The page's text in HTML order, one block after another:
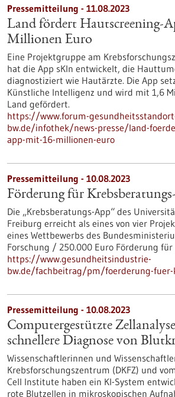
Pressemitteilung - 11.08.2023
Land fördert Hautscreening-
Millionen Euro
Eine Projektgruppe am
hat die App sKIn entwickelt, die
diagnostiziert wie Hautärzte. Die App
Künstliche Intelligenz und wird mit 1,6
Land gefördert.
https://www.forum-
bw.de/infothek/news-presse/land-
app-mit-16-millionen-euro
Pressemitteilung - 10.08.2023
Förderung für
Die „Krebsberatungs-App“ des
Freiburg erreicht als eines von vier
eines Wettbewerbs des
Forschung / 250.000 Euro Förderung für
https://www.gesundheitsindustrie-
bw.de/fachbeitrag/pm/foerderung-fuer-
Pressemitteilung - 10.08.2023
Computergestützte
schnellere Diagnose von
Wissenschaftlerinnen und
Krebsforschungszentrum (DKFZ) und
Cell Institute haben ein KI-System
rote Blutzellen in mikroskopischen